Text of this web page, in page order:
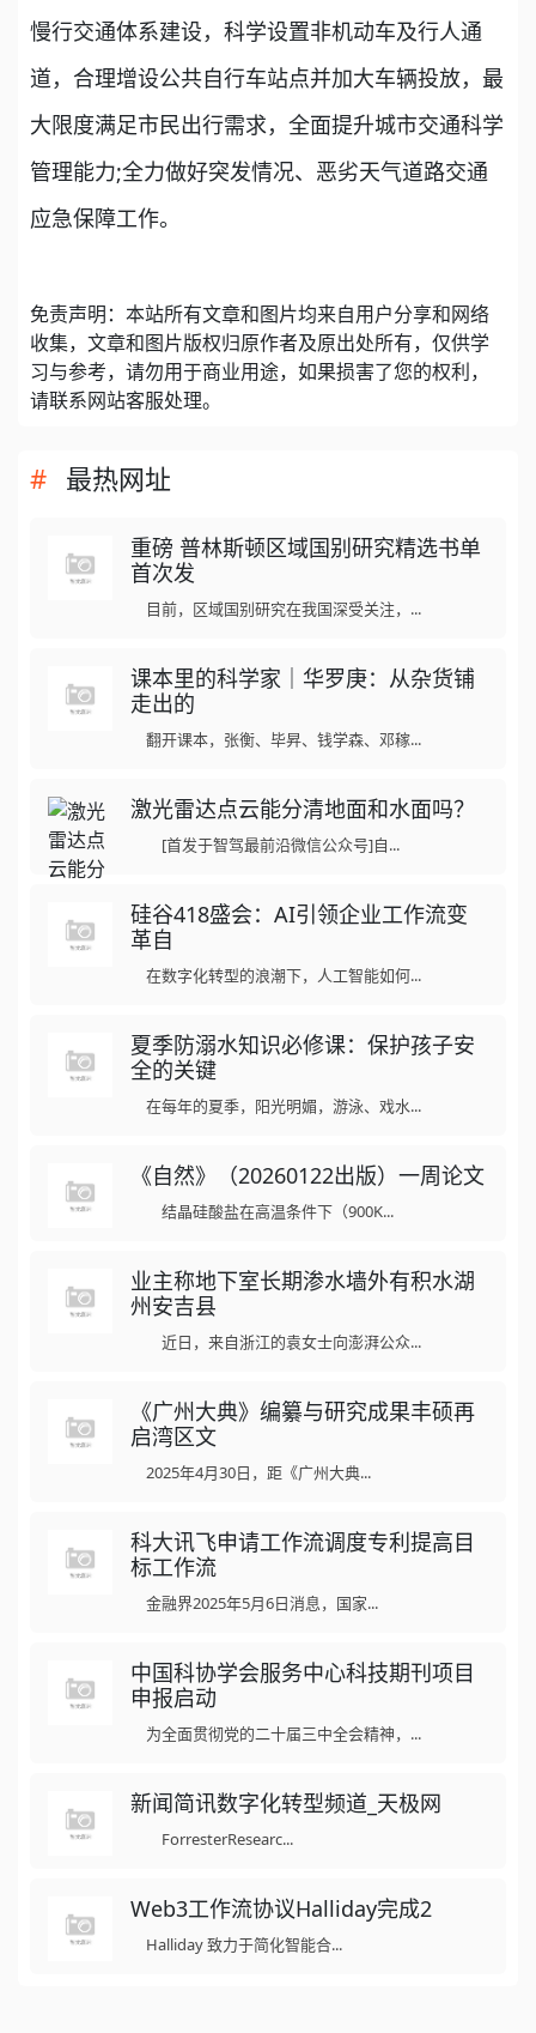
慢行交通体系建设，科学设置非机动车及行人通
道，合理增设公共自行车站点并加大车辆投放，最
大限度满足市民出行需求，全面提升城市交通科学
管理能力;全力做好突发情况、恶劣天气道路交通
应急保障工作。
免责声明：本站所有文章和图片均来自用户分享和网络
收集，文章和图片版权归原作者及原出处所有，仅供学
习与参考，请勿用于商业用途，如果损害了您的权利，
请联系网站客服处理。
最热网址
重磅 普林斯顿区域国别研究精选书单
首次发
目前，区域国别研究在我国深受关注，...
课本里的科学家｜华罗庚：从杂货铺
走出的
翻开课本，张衡、毕昇、钱学森、邓稼...
激光雷达点云能分清地面和水面吗？
[首发于智驾最前沿微信公众号]自...
硅谷418盛会：AI引领企业工作流变
革自
在数字化转型的浪潮下，人工智能如何...
夏季防溺水知识必修课：保护孩子安
全的关键
在每年的夏季，阳光明媚，游泳、戏水...
《自然》（20260122出版）一周论文
结晶硅酸盐在高温条件下（900K...
业主称地下室长期渗水墙外有积水湖
州安吉县
近日，来自浙江的袁女士向澎湃公众...
《广州大典》编纂与研究成果丰硕再
启湾区文
2025年4月30日，距《广州大典...
科大讯飞申请工作流调度专利提高目
标工作流
金融界2025年5月6日消息，国家...
中国科协学会服务中心科技期刊项目
申报启动
为全面贯彻党的二十届三中全会精神，...
新闻简讯数字化转型频道_天极网
ForresterResearc...
Web3工作流协议Halliday完成2
Halliday 致力于简化智能合...